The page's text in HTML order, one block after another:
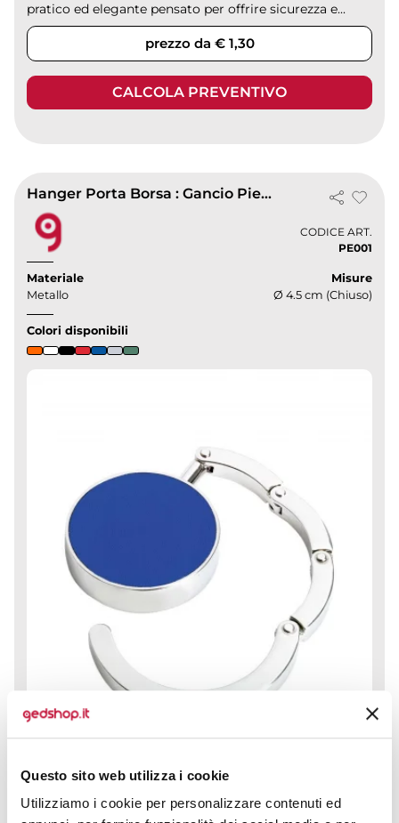
Questo sito web utilizza i cookie
Utilizziamo i cookie per personalizzare contenuti ed
pratico ed elegante pensato per offrire sicurezza e...
prezzo da € 1,30
CALCOLA PREVENTIVO
Hanger Porta Borsa : Gancio Pieghevole Elegante
CODICE ART.
PE001
Materiale
Metallo
Misure
Ø 4.5 cm (Chiuso)
Colori disponibili
Momentaneamente non disponibile